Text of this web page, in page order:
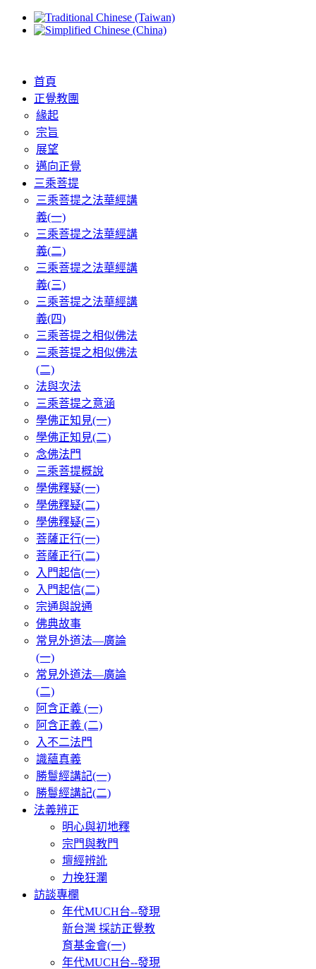
首頁
正覺教團
緣起
宗旨
展望
邁向正覺
三乘菩提
三乘菩提之法華經講
義(一)
三乘菩提之法華經講
義(二)
三乘菩提之法華經講
義(三)
三乘菩提之法華經講
義(四)
三乘菩提之相似佛法
三乘菩提之相似佛法
(二)
法與次法
三乘菩提之意涵
學佛正知見(一)
學佛正知見(二)
念佛法門
三乘菩提概說
學佛釋疑(一)
學佛釋疑(二)
學佛釋疑(三)
菩薩正行(一)
菩薩正行(二)
入門起信(一)
入門起信(二)
宗通與說通
佛典故事
常見外道法—廣論
(一)
常見外道法—廣論
(二)
阿含正義 (一)
阿含正義 (二)
入不二法門
識蘊真義
勝鬘經講記(一)
勝鬘經講記(二)
法義辨正
明心與初地釋
宗門與教門
壇經辨訛
力挽狂瀾
訪談專欄
年代MUCH台--發現
新台灣 採訪正覺教
育基金會(一)
年代MUCH台--發現